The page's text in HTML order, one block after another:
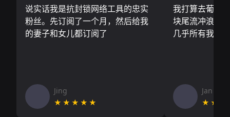
说实话我是抗封锁网络工具的忠实
粉丝。先订阅了一个月，然后给我
的妻子和女儿都订阅了
Jing
★★★★★
我打算去葡萄
块尾流冲浪板
几乎所有我需
Jan V